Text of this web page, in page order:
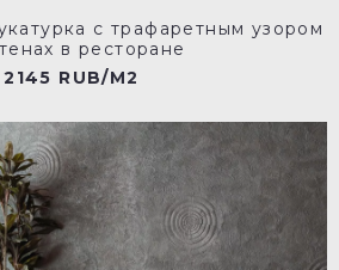
с трафаретным узором
в ресторане
2145 RUB/M2